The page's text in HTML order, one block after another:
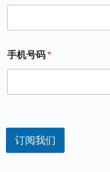
手机号码*
订阅我们